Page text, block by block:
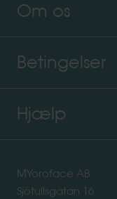
Om os
Betingelser
Hjælp
MYoroface AB
Sjötullsgatan 16